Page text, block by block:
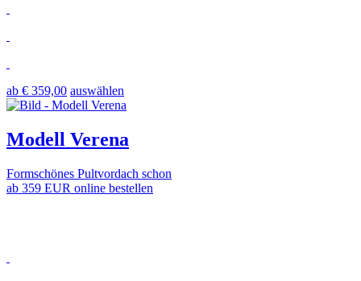
ab € 359,00 auswählen
Modell Verena
Formschönes Pultvordach schon
ab 359 EUR online bestellen